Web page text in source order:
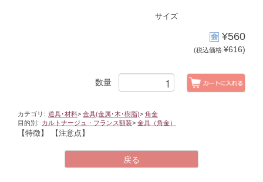
サイズ
¥560
(税込価格:¥616)
数量
カテゴリ: 道具･材料> 金具(金属･木･樹脂)> 角金
目的別: カルトナージュ・フランス額装> 金具（角金）
【特徴】 【注意点】